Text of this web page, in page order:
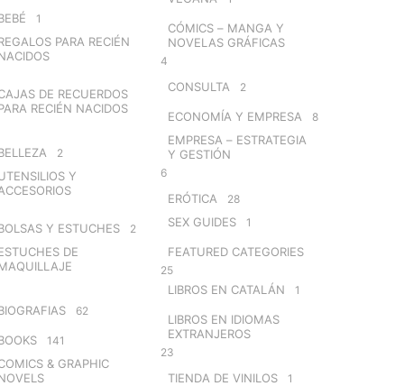
1
PARA RECIÉN
DE RECUERDOS
RECIÉN NACIDOS
2
Y
Y ESTUCHES 2
DE
62
141
& GRAPHIC
CÓMICS – MANGA Y
NOVELAS GRÁFICAS
4
CONSULTA 2
ECONOMÍA Y EMPRESA 8
EMPRESA – ESTRATEGIA
Y GESTIÓN
6
ERÓTICA 28
SEX GUIDES 1
FEATURED CATEGORIES
25
LIBROS EN CATALÁN 1
LIBROS EN IDIOMAS
EXTRANJEROS
23
TIENDA DE VINILOS 1